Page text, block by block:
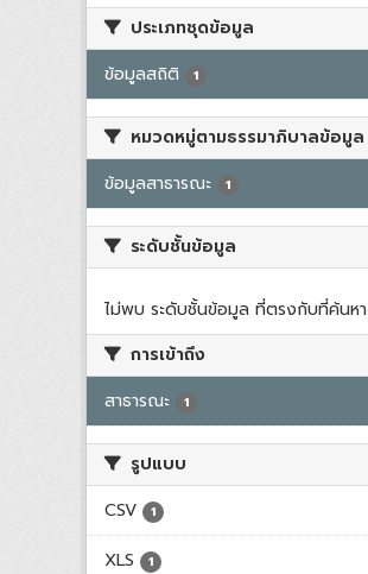
ประเภทชุดข้อมูล
ข้อมูลสถิติ
1
หมวดหมู่ตามธรรมาภิบาลข้อมูล
ข้อมูลสาธารณะ
1
ระดับชั้นข้อมูล
ไม่พบ ระดับชั้นข้อมูล ที่ตรงกับที่ค้นหา
การเข้าถึง
สาธารณะ
1
รูปแบบ
CSV
1
XLS 1